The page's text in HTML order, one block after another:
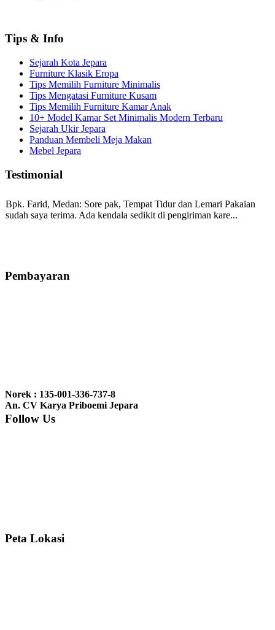
Tips & Info
Sejarah Kota Jepara
Furniture Klasik Eropa
Tips Memilih Furniture Minimalis
Tips Mengatasi Furniture Kusam
Tips Memilih Furniture Kamar Anak
10+ Model Kamar Set Minimalis Modern Terbaru
Sejarah Ukir Jepara
Panduan Membeli Meja Makan
Mebel Jepara
Testimonial
Bpk. Farid, Medan: Sore pak, Tempat Tidur dan Lemari Pakaian
sudah saya terima. Ada kendala sedikit di pengiriman kare...
bale2 dan kursi teras saya sudah saya terima dan p...
nyesel deh beli geby...
Pembayaran
Norek : 135-001-336-737-8
An. CV Karya Priboemi Jepara
Follow Us
Peta Lokasi